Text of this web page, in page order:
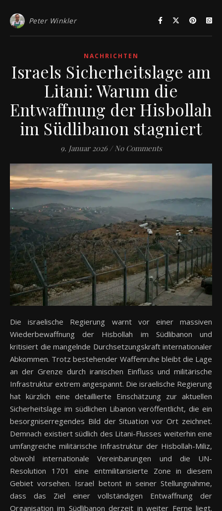
Peter Winkler
NACHRICHTEN
Israels Sicherheitslage am
Litani: Warum die
Entwaffnung der Hisbollah
im Südlibanon stagniert
9. Januar 2026 / No Comments
Die israelische Regierung warnt vor einer massiven
Wiederbewaffnung der Hisbollah im Südlibanon und
kritisiert die mangelnde Durchsetzungskraft internationaler
Abkommen. Trotz bestehender Waffenruhe bleibt die Lage
an der Grenze durch iranischen Einfluss und militärische
Infrastruktur extrem angespannt. Die israelische Regierung
hat kürzlich eine detaillierte Einschätzung zur aktuellen
Sicherheitslage im südlichen Libanon veröffentlicht, die ein
besorgniserregendes Bild der Situation vor Ort zeichnet.
Demnach existiert südlich des Litani-Flusses weiterhin eine
umfangreiche militärische Infrastruktur der Hisbollah-Miliz,
obwohl internationale Vereinbarungen und die UN-
Resolution 1701 eine entmilitarisierte Zone in diesem
Gebiet vorsehen. Israel betont in seiner Stellungnahme,
dass das Ziel einer vollständigen Entwaffnung der
Organisation im Südlibanon derzeit in weiter Ferne liegt.